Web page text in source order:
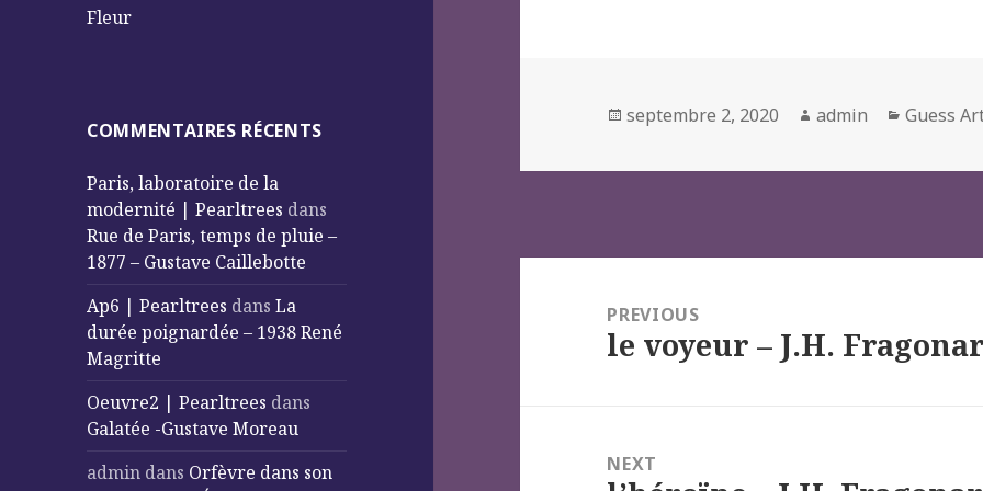
Fleur
COMMENTAIRES RÉCENTS
Paris, laboratoire de la
modernité | Pearltrees dans
Rue de Paris, temps de pluie –
1877 – Gustave Caillebotte
Ap6 | Pearltrees dansLa
durée poignardée – 1938 René
Magritte
Oeuvre2 | Pearltrees dans
Galatée -Gustave Moreau
admin dans Orfèvre dans son
Posted
septembre 2, 2020 Author
admin Guess
l’article
PREVIOUS
Previous
le voyeur – J.H.
NEXT